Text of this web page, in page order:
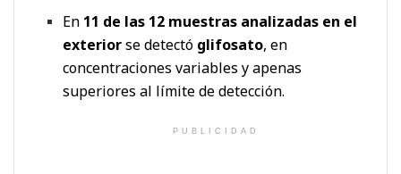
En 11 de las 12 muestras analizadas en el
exteriorse detectó glifosato, en
concentraciones variables y apenas
superiores al límite de detección.
PUBLICIDAD